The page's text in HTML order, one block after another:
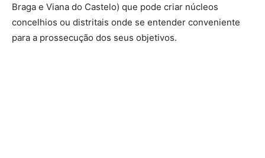
Braga e Viana do Castelo) que pode criar núcleos
concelhios ou distritais onde se entender conveniente
para a prossecução dos seus objetivos.